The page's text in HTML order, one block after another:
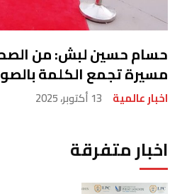
حسام حسين لبش: من
مسيرة تجمع الكلمة
اخبار عالمية 13 أكتوبر، 2025
اخبار متفرقة